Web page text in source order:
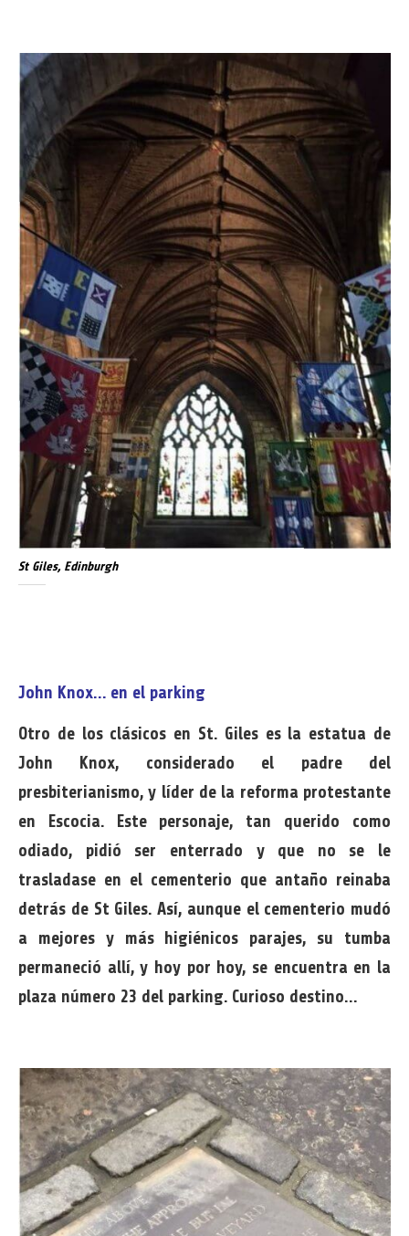
St Giles, Edinburgh
John Knox… en el parking
Otro de los clásicos en St. Giles es la estatua de
John Knox, considerado el padre del
presbiterianismo, y líder de la reforma protestante
en Escocia. Este personaje, tan querido como
odiado, pidió ser enterrado y que no se le
trasladase en el cementerio que antaño reinaba
detrás de St Giles. Así, aunque el cementerio mudó
a mejores y más higiénicos parajes, su tumba
permaneció allí, y hoy por hoy, se encuentra en la
plaza número 23 del parking. Curioso destino…